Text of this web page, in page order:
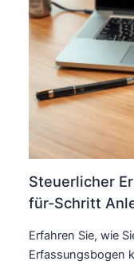
Steuerlicher
für-Schritt
Erfahren Sie, wie
Erfassungsbogen